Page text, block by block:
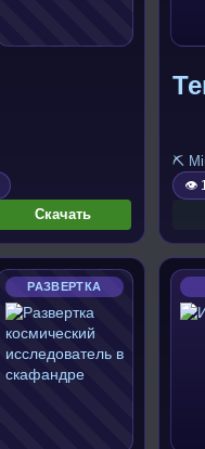
Скачать
⛏️
👁
РАЗВЕРТКА